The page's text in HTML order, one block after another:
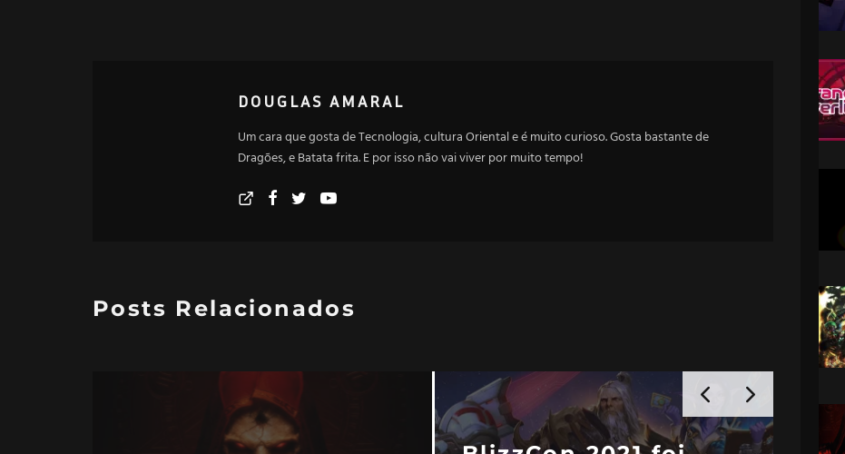
DOUGLAS AMARAL
Um cara que gosta de Tecnologia, cultura Oriental e é muito curioso. Gosta bastante de
Dragões, e Batata frita. E por isso não vai viver por muito tempo!
Posts Relacionados